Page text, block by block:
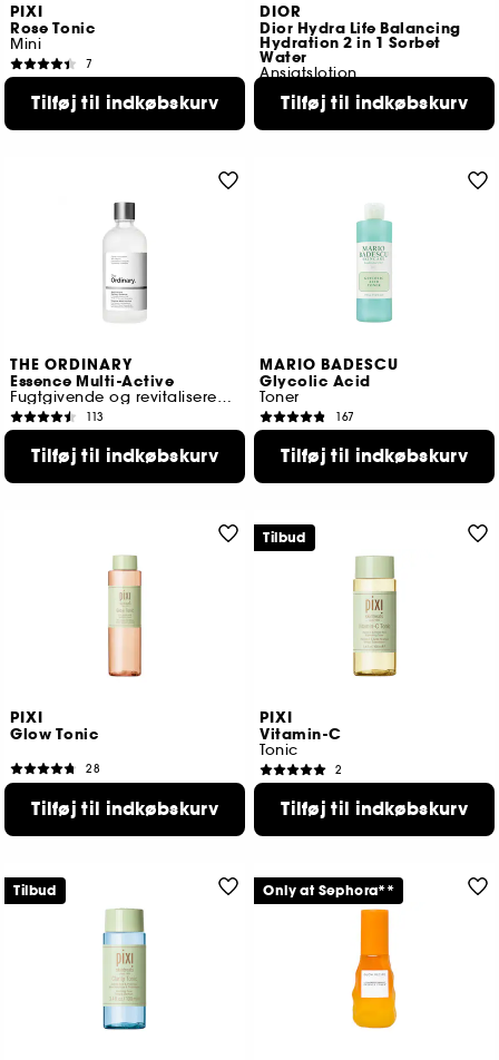
PIXI
Rose Tonic
Mini
7
Tilføj til indkøbskurv
DIOR
Dior Hydra Life Balancing
Hydration 2 in 1 Sorbet
Water
Ansigtslotion
17
309,00 KR
Tilføj til indkøbskurv
THE ORDINARY
Essence Multi-Active
Fugtgivende og revitaliserende essens
113
Tilføj til indkøbskurv
MARIO BADESCU
Glycolic Acid
Toner
167
Tilføj til indkøbskurv
PIXI
Glow Tonic
28
219,00 KR
Tilføj til indkøbskurv
PIXI
Vitamin-C
Tonic
2
Tilføj til indkøbskurv
Tilbud
Tilbud Only at Sephora**